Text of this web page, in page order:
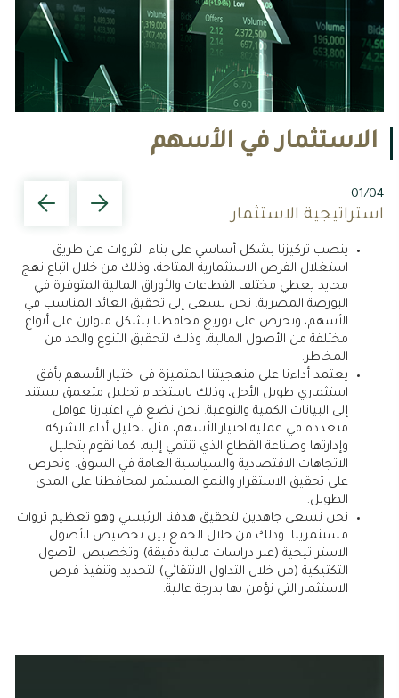
الاستثمار في الأسهم
01/04
استراتيجية الاستثمار
ينصب تركيزنا بشكل أساسي على بناء الثروات عن طريق
استغلال الفرص الاستثمارية المتاحة، وذلك من خلال اتباع نهج
محايد يغطي مختلف القطاعات والأوراق المالية المتوفرة في
البورصة المصرية. نحن نسعى إلى تحقيق العائد المناسب في
الأسهم، ونحرص على توزيع محافظنا بشكل متوازن على أنواع
مختلفة من الأصول المالية، وذلك لتحقيق التنوع والحد من
المخاطر.
يعتمد أداءنا على منهجيتنا المتميزة في اختيار الأسهم بأفق
استثماري طويل الأجل، وذلك باستخدام تحليل متعمق يستند
إلى البيانات الكمية والنوعية. نحن نضع في اعتبارنا عوامل
متعددة في عملية اختيار الأسهم، مثل تحليل أداء الشركة
وإدارتها وصناعة القطاع الذي تنتمي إليه، كما نقوم بتحليل
الاتجاهات الاقتصادية والسياسية العامة في السوق. ونحرص
على تحقيق الاستقرار والنمو المستمر لمحافظنا على المدى
الطويل.
نحن نسعى جاهدين لتحقيق هدفنا الرئيسي وهو تعظيم ثروات
مستثمرينا، وذلك من خلال الجمع بين تخصيص الأصول
الاستراتيجية (عبر دراسات مالية دقيقة) وتخصيص الأصول
التكتيكية (من خلال التداول الانتقائي) لتحديد وتنفيذ فرص
الاستثمار التي نؤمن بها بدرجة عالية.